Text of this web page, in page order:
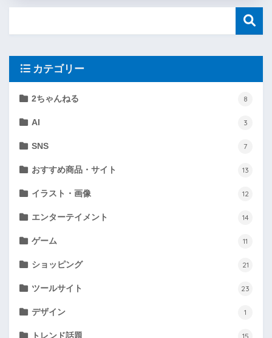
カテゴリー
2ちゃんねる 8
AI 3
SNS 7
おすすめ商品・サイト 13
イラスト・画像 12
エンターテイメント 14
ゲーム 11
ショッピング 21
ツールサイト 23
デザイン 1
トレンド話題 15